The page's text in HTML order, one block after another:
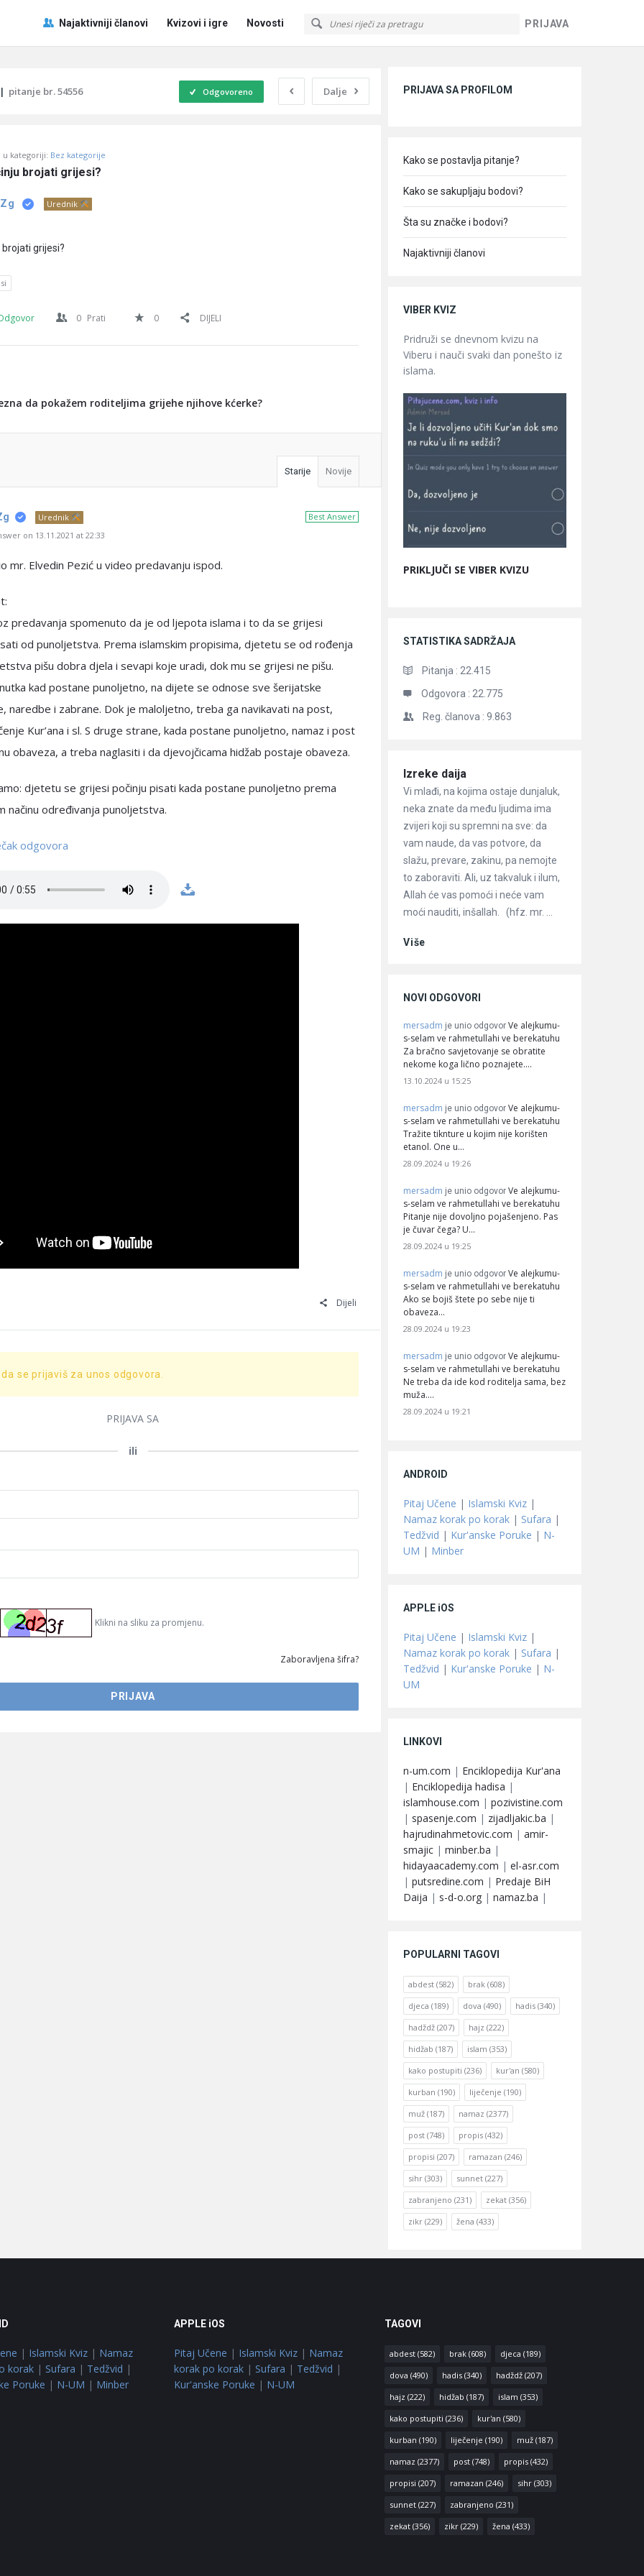
PRIJAVA
Pitaj
Učene
Navigacija
Najaktivniji članovi Kvizovi i igre Novosti
| pitanje br. 54556 Dalje
Odgovoreno
u kategoriji: Bez kategorije
brojati grijesi?
Urednik
brojati grijesi?
0 Prati 0 DIJELI
da pokažem roditeljima grijehe njihove kćerke?
Starije Novije
Best Answer
Urednik
on 13.11.2021 at 22:33
mr. Elvedin Pezić u video predavanju ispod.
predavanja spomenuto da je od ljepota islama i to da se grijesi
od punoljetstva. Prema islamskim propisima, djetetu se od rođenja
pišu dobra djela i sevapi koje uradi, dok mu se grijesi ne pišu.
kad postane punoljetno, na dijete se odnose sve šerijatske
naredbe i zabrane. Dok je maloljetno, treba ga navikavati na post,
Kur’ana i sl. S druge strane, kada postane punoljetno, namaz i post
obaveza, a treba naglasiti i da djevojčicama hidžab postaje obaveza.
djetetu se grijesi počinju pisati kada postane punoljetno prema
načinu određivanja punoljetstva.
odgovora
Dijeli
se prijaviš za unos odgovora.
PRIJAVA SA
ili
Klikni na sliku za promjenu.
Zaboravljena šifra?
PRIJAVA SA PROFILOM
Kako se postavlja pitanje?
Kako se sakupljaju bodovi?
Šta su značke i bodovi?
Najaktivniji članovi
VIBER KVIZ
Pridruži se dnevnom kvizu na
Viberu i nauči svaki dan ponešto iz
islama.
PRIKLJUČI SE VIBER KVIZU
STATISTIKA SADRŽAJA
Pitanja : 22.415
Odgovora : 22.775
Reg. članova : 9.863
Članci
Izreke daija
Vi mlađi, na kojima ostaje dunjaluk,
neka znate da među ljudima ima
zvijeri koji su spremni na sve: da
vam naude, da vas potvore, da
slažu, prevare, zakinu, pa nemojte
to zaboraviti. Ali, uz takvaluk i ilum,
Allah će vas pomoći i neće vam
moći nauditi, inšallah. (hfz. mr. ...
Više
NOVI ODGOVORI
mersadm je unio odgovor Ve alejkumu-
s-selam ve rahmetullahi ve berekatuhu
Za bračno savjetovanje se obratite
nekome koga lično poznajete.…
13.10.2024 u 15:25
mersadm je unio odgovor Ve alejkumu-
s-selam ve rahmetullahi ve berekatuhu
Tražite tiknture u kojim nije korišten
etanol. One u…
28.09.2024 u 19:26
mersadm je unio odgovor Ve alejkumu-
s-selam ve rahmetullahi ve berekatuhu
Pitanje nije dovoljno pojašenjeno. Pas
je čuvar čega? U…
28.09.2024 u 19:25
mersadm je unio odgovor Ve alejkumu-
s-selam ve rahmetullahi ve berekatuhu
Ako se bojiš štete po sebe nije ti
obaveza…
28.09.2024 u 19:23
mersadm je unio odgovor Ve alejkumu-
s-selam ve rahmetullahi ve berekatuhu
Ne treba da ide kod roditelja sama, bez
muža.…
28.09.2024 u 19:21
ANDROID
Pitaj Učene | Islamski Kviz |
Namaz korak po korak | Sufara |
Tedžvid | Kur'anske Poruke | N-
UM | Minber
APPLE iOS
Pitaj Učene | Islamski Kviz |
Namaz korak po korak | Sufara |
Tedžvid | Kur'anske Poruke | N-
UM
LINKOVI
n-um.com | Enciklopedija Kur'ana
| Enciklopedija hadisa |
islamhouse.com | pozivistine.com
| spasenje.com | zijadljakic.ba |
hajrudinahmetovic.com | amir-
smajic | minber.ba |
hidayaacademy.com | el-asr.com
| putsredine.com | Predaje BiH
Daija | s-d-o.org | namaz.ba |
POPULARNI TAGOVI
abdest (582) brak (608)
djeca (189) dova (490) hadis (340)
hadždž (207) hajz (222)
hidžab (187) islam (353)
kako postupiti (236) kur'an (580)
kurban (190) liječenje (190)
muž (187) namaz (2377)
post (748) propis (432)
propisi (207) ramazan (246)
sihr (303) sunnet (227)
zabranjeno (231) zekat (356)
zikr (229) žena (433)
| Islamski Kviz| Namaz
korak| Sufara | Tedžvid |
Poruke | N-UM | Minber
APPLE iOS
Pitaj Učene | Islamski Kviz | Namaz
korak po korak | Sufara | Tedžvid |
Kur'anske Poruke | N-UM
TAGOVI
abdest(582) brak(608) djeca (189)
dova (490) hadis(340) hadždž(207)
hajz (222) hidžab (187) islam (353)
kako postupiti (236) kur'an (580)
kurban (190) liječenje (190) muž(187)
namaz (2377) post(748) propis(432)
propisi (207) ramazan (246) sihr(303)
sunnet(227) zabranjeno (231)
zekat(356) zikr(229) žena (433)